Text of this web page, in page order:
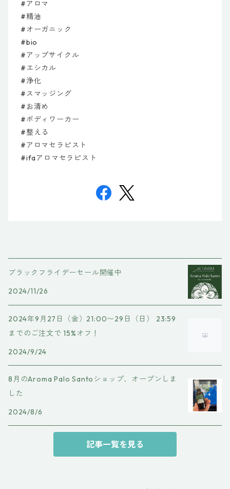
#アロマ
#精油
#オーガニック
#bio
#アップサイクル
#エシカル
#浄化
#スマッジング
#お清め
#ボディワーカー
#整える
#アロマセラピスト
#ifaアロマセラピスト
ブラックフライデーセール開催中
2024/11/26
2024年9月27日（金）21:00〜29日（日） 23:59
までのご注文で 15%オフ！
2024/9/24
8月のAroma Palo Santoショップ、オープンしま
した
2024/8/6
記事一覧を見る